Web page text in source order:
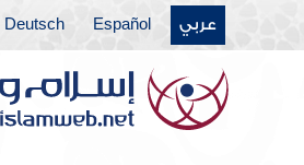
عربي Español
Deutsch
مطلب في لزوم التوبة
مطلب في بيان التوبة النصوح